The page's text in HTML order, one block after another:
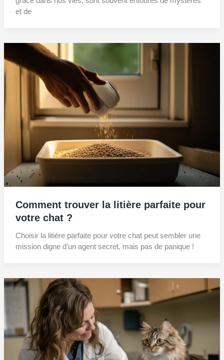
et de
Comment trouver la litière parfaite pour
votre chat ?
Choisir la litière parfaite pour votre chat peut sembler une
mission digne d’un agent secret, mais pas de panique !